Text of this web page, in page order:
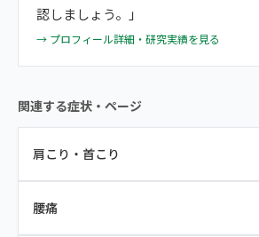
認しましょう。」
→ プロフィール詳細・研究実績を見る
関連する症状・ページ
肩こり・首こり
腰痛